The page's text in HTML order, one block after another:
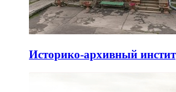
Историко-архивный